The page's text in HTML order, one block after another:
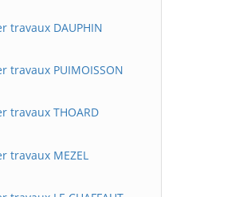
travaux DAUPHIN
travaux PUIMOISSON
travaux THOARD
travaux MEZEL